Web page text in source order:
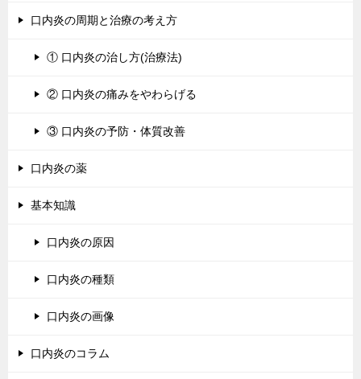
口内炎の周期と治療の考え方
① 口内炎の治し方(治療法)
② 口内炎の痛みをやわらげる
③ 口内炎の予防・体質改善
口内炎の薬
基本知識
口内炎の原因
口内炎の種類
口内炎の画像
口内炎のコラム